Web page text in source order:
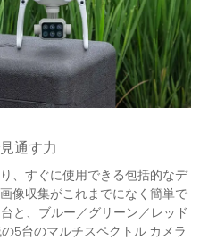
通す力
、すぐに使用できる包括的なデ
像収集がこれまでになく簡単で
と、ブルー／グリーン／レッド
5台のマルチスペクトル カメラ